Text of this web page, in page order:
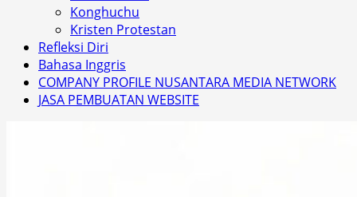
Konghuchu
Kristen Protestan
Refleksi Diri
Bahasa Inggris
COMPANY PROFILE NUSANTARA MEDIA NETWORK
JASA PEMBUATAN WEBSITE